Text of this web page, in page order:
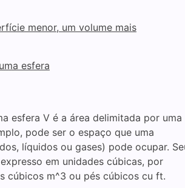
menor, um volume mais
esfera
esfera V é a área delimitada por uma
pode ser o espaço que uma
líquidos ou gases) pode ocupar.
em unidades cúbicas, por
cúbicos m^3 ou pés cúbicos cu ft.